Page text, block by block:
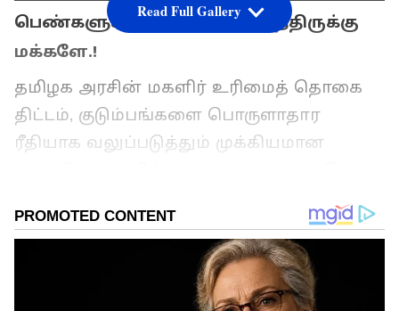
பெண்களுக்கு நல்ல சேதி காத்திருக்கு
மக்களே.!
தமிழக அரசின் மகளிர் உரிமைத் தொகை
திட்டம், குடும்பங்களை பொருளாதார
ரீதியாக வலுப்படுத்தும் முக்கியமான
தலைவிகளின் வங்கிக் கணக்கில்
மாதந்தோறும் ரூ.2,500 நேரடியாக வரவு
வைக்கப்படுகிறது. ஜூலை மாதத்திற்கான
Read Full Gallery